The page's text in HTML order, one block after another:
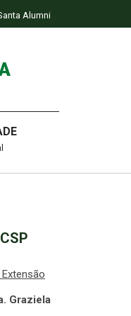
Alumni
Graziela